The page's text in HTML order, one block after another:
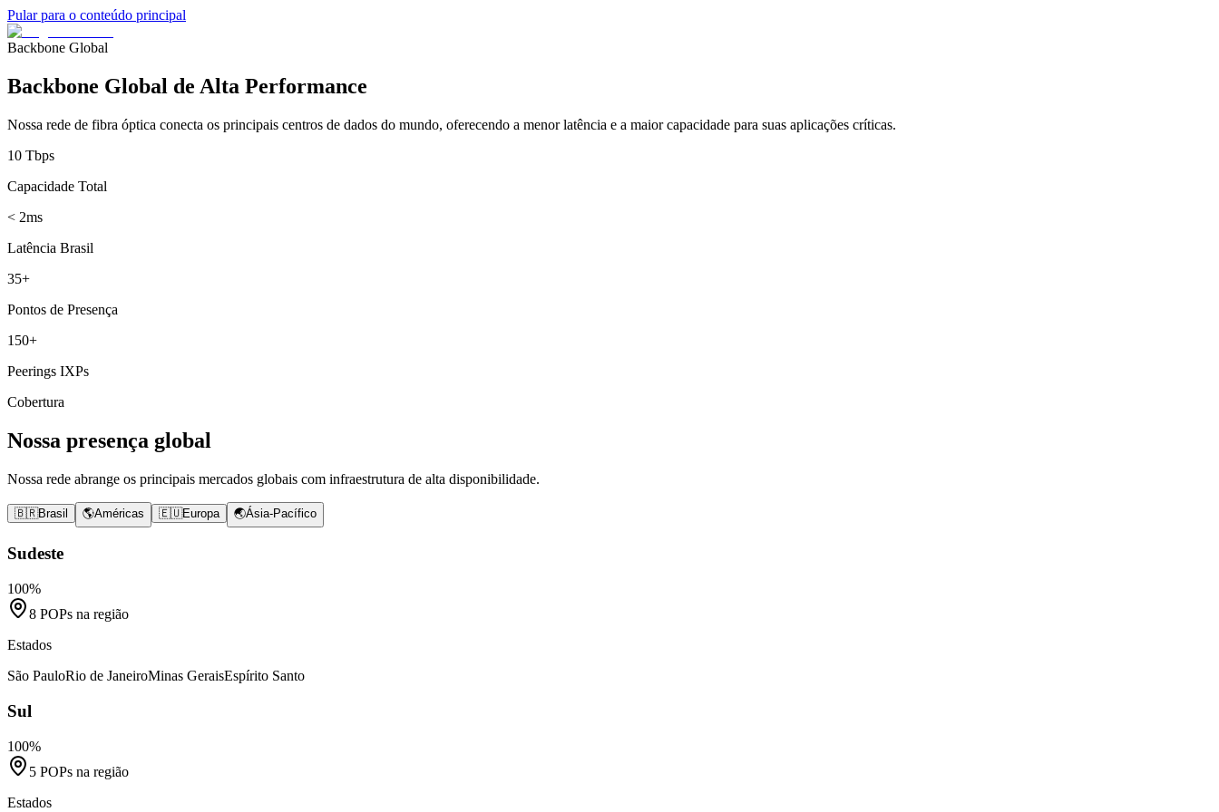
Pular para o conteúdo principal
Backbone Global
Backbone Global de Alta Performance
Nossa rede de fibra óptica conecta os principais centros de dados do mundo, oferecendo a menor latência e a maior capacidade para suas aplicações críticas.
10 Tbps
Capacidade Total
< 2ms
Latência Brasil
35+
Pontos de Presença
150+
Peerings IXPs
Cobertura
Nossa presença global
Nossa rede abrange os principais mercados globais com infraestrutura de alta disponibilidade.
🇧🇷Brasil 🌎Américas 🇪🇺Europa 🌏Ásia-Pacífico
Sudeste
100%
8 POPs na região
Estados
São PauloRio de JaneiroMinas GeraisEspírito Santo
Sul
100%
5 POPs na região
Estados